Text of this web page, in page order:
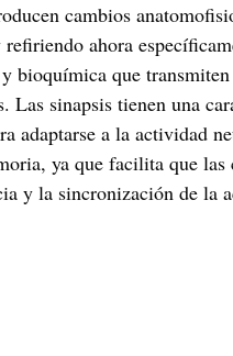
cambios
ahora
bioquímica que
Las sinapsis tienen una
adaptarse a la actividad
ya que facilita que
y la sincronización de la